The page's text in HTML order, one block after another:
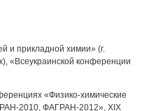
и прикладной химии» (г.
«Всеукраинской конференции
«Физико-химические
2010, ФАГРАН-2012», XIX